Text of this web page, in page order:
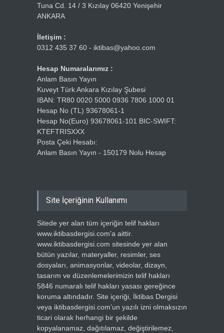
Tuna Cd. 14 / 3 Kızılay 06420 Yenişehir
ANKARA
İletişim :
0312 435 37 60 - iktibas@yahoo.com
Hesap Numaralarımız :
Anlam Basın Yayın
Kuveyt Türk Ankara Kızılay Şubesi
IBAN: TR80 0020 5000 0936 7806 1000 01
Hesap No (TL) 93678061-1
Hesap No(Euro) 93678061-101 BIC-SWIFT:
KTEFTRISXXX
Posta Çeki Hesabı:
Anlam Basın Yayın - 150179 Nolu Hesap
Site İçeriğinin Kullanımı
Sitede yer alan tüm içeriğin telif hakları
www.iktibasdergisi.com’a aittir.
www.iktibasdergisi.com sitesinde yer alan
bütün yazılar, materyaller, resimler, ses
dosyaları, animasyonlar, videolar, dizayn,
tasarım ve düzenlemelerimizin telif hakları
5846 numaralı telif hakları yasası gereğince
koruma altındadır. Site içeriği, İktibas Dergisi
veya iktibasdergisi.com’un yazılı izni olmaksızın
ticari olarak herhangi bir şekilde
kopyalanamaz, dağıtılamaz, değiştirilemez,